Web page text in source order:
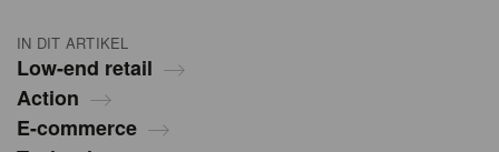
IN DIT ARTIKEL
Low-end retail
Action
E-commerce